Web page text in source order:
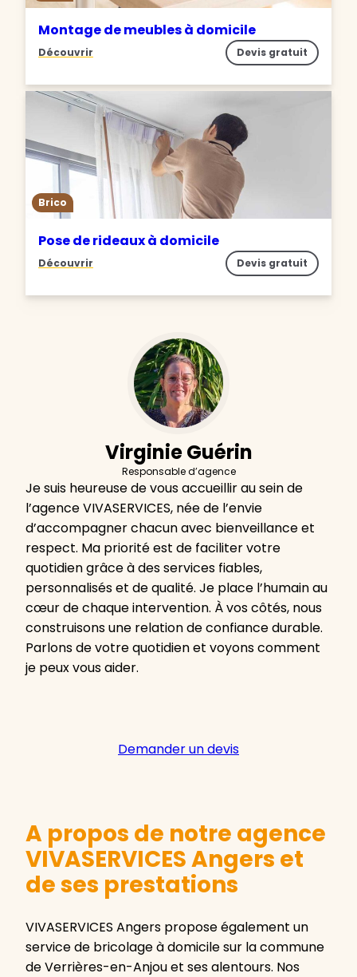
Montage de meubles à domicile
Découvrir Devis gratuit
Brico
Pose de rideaux à domicile
Découvrir Devis gratuit
Virginie Guérin
Responsable d’agence
Je suis heureuse de vous accueillir au sein de
l’agence VIVASERVICES, née de l’envie
d’accompagner chacun avec bienveillance et
respect. Ma priorité est de faciliter votre
quotidien grâce à des services fiables,
personnalisés et de qualité. Je place l’humain au
cœur de chaque intervention. À vos côtés, nous
construisons une relation de confiance durable.
Parlons de votre quotidien et voyons comment
je peux vous aider.
Demander un devis
A propos de notre agence
VIVASERVICES Angers et
de ses prestations
VIVASERVICES Angers propose également un
service de bricolage à domicile sur la commune
de Verrières-en-Anjou et ses alentours. Nos